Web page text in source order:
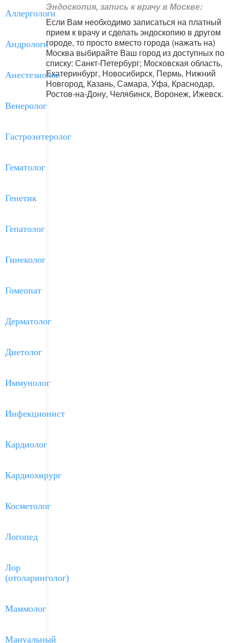
Эндоскопия, запись к врачу в Москве:
Если Вам необходимо записаться на платный
прием к врачу и сделать эндоскопию в другом
городе, то просто вместо города (нажать на)
Москва выбирайте Ваш город из доступных по
списку: Санкт-Петербург; Московская область,
Екатеринбург, Новосибирск, Пермь, Нижний
Новгород, Казань, Самара, Уфа, Краснодар,
Ростов-на-Дону, Челябинск, Воронеж, Ижевск.
Аллергологи
Андрологи
Анестезиолог
Венеролог
Гастроэнтеролог
Гематолог
Генетик
Гепатолог
Гинеколог
Гомеопат
Дерматолог
Диетолог
Иммунолог
Инфекционист
Кардиолог
Кардиохирург
Косметолог
Логопед
Лор
(отоларинголог)
Маммолог
Мануальный